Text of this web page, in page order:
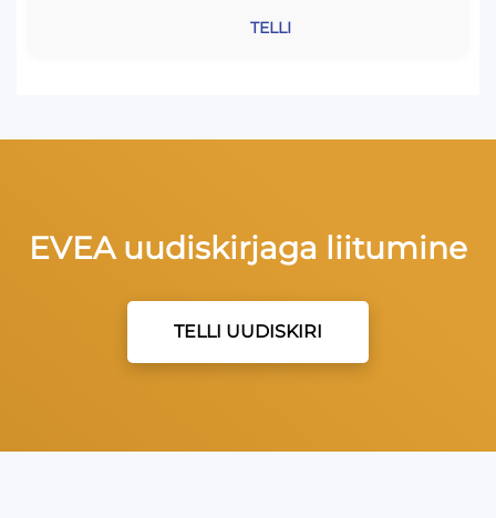
TELLI
EVEA uudiskirjaga liitumine
TELLI UUDISKIRI